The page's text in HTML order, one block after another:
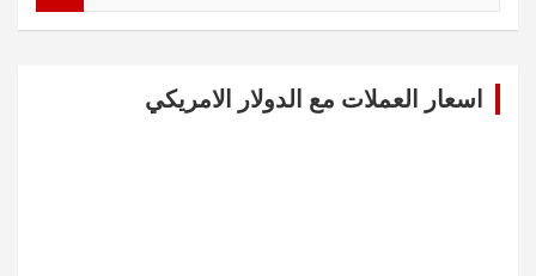
اسعار العملات مع الدولار الامريكي